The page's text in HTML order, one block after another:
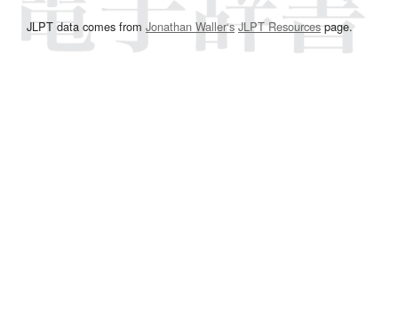
JLPT data comes from Jonathan Waller‘s JLPT Resourcespage.